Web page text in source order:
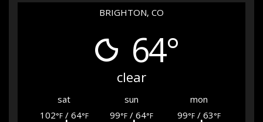
BRIGHTON, CO
64°
clear
sat sun
mon
102°F/ 64°F 99°F/ 64°F 99°F/ 63°F